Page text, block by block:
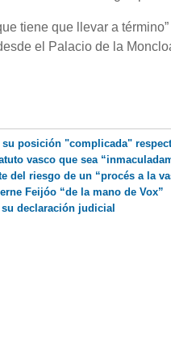
tiene que llevar a
el Palacio de la
posición "complicada"
vasco que sea
del riesgo de un “procés a la
Feijóo “de la mano de Vox”
declaración judicial